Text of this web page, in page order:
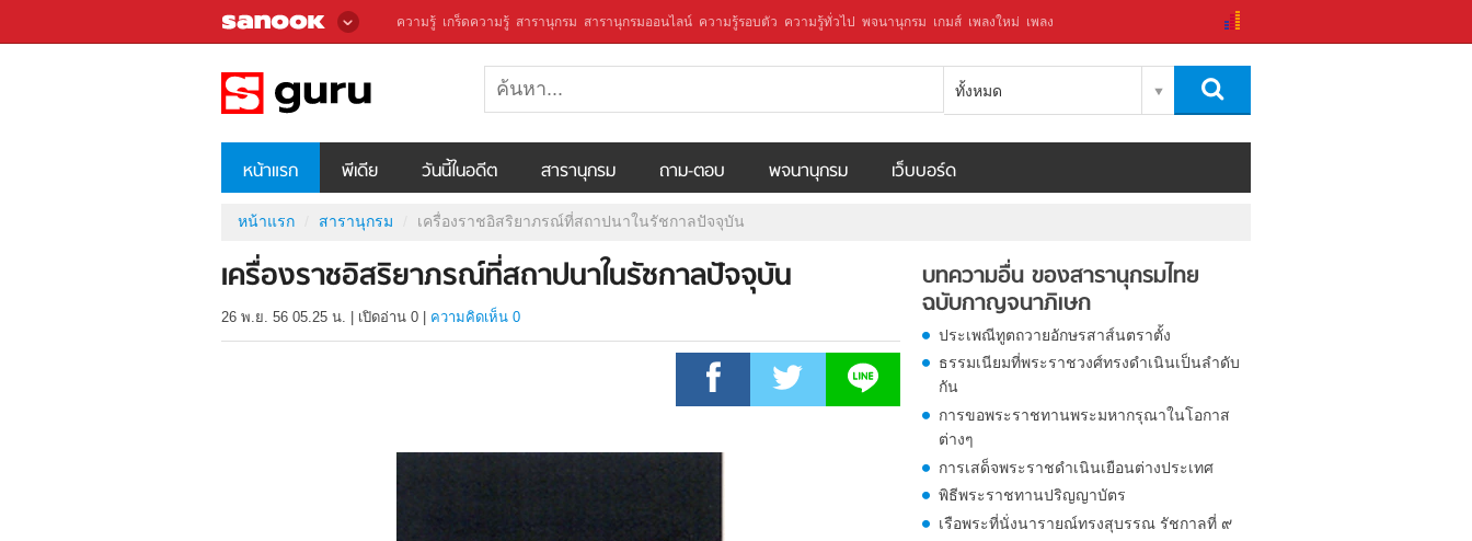
ความรู้ เกร็ดความรู้ สารานุกรม สารานุกรมออนไลน์ ความรู้รอบตัว ความรู้ทั่วไป พจนานุกรม เกมส์ เพลงใหม่ เพลง
ทั้งหมด
หน้าแรก พีเดีย วันนี้ในอดีต สารานุกรม ถาม-ตอบ พจนานุกรม เว็บบอร์ด
หน้าแรก สารานุกรม เครื่องราชอิสริยาภรณ์ที่สถาปนาในรัชกาลปัจจุบัน
เครื่องราชอิสริยาภรณ์ที่สถาปนาในรัชกาลปัจจุบัน
26 พ.ย. 56 05.25 น. เปิดอ่าน 0 ความคิดเห็น 0
บทความอื่น ของสารานุกรมไทย
ฉบับกาญจนาภิเษก
ประเพณีทูตถวายอักษรสาส์นตราตั้ง
ธรรมเนียมที่พระราชวงศ์ทรงดำเนินเป็นลำดับ
กัน
การขอพระราชทานพระมหากรุณาในโอกาส
ต่างๆ
การเสด็จพระราชดำเนินเยือนต่างประเทศ
พิธีพระราชทานปริญญาบัตร
เรือพระที่นั่งนารายณ์ทรงสุบรรณ รัชกาลที่ ๙